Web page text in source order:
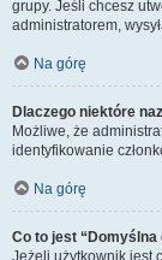
grupy. Jeśli chcesz
administratorem,
Na górę
Dlaczego niektóre
Możliwe, że
identyfikowanie
Na górę
Co to jest
Jeżeli użytkownik jest